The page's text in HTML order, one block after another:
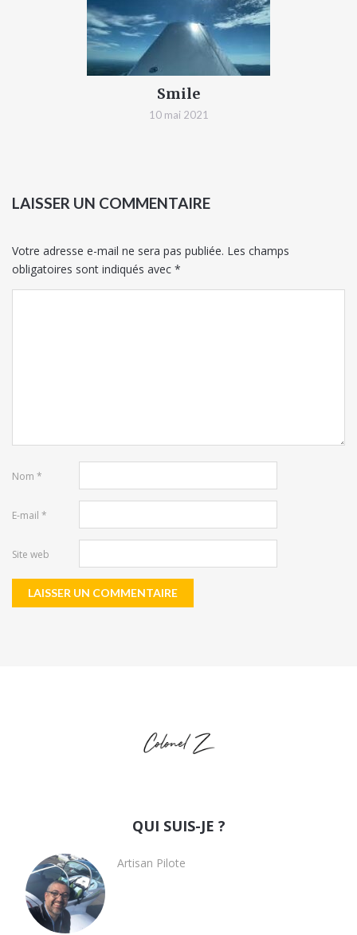
Smile
10 mai 2021
LAISSER UN COMMENTAIRE
Votre adresse e-mail ne sera pas publiée. Les champs
obligatoires sont indiqués avec *
Nom *
E-mail *
Site web
QUI SUIS-JE ?
Artisan Pilote